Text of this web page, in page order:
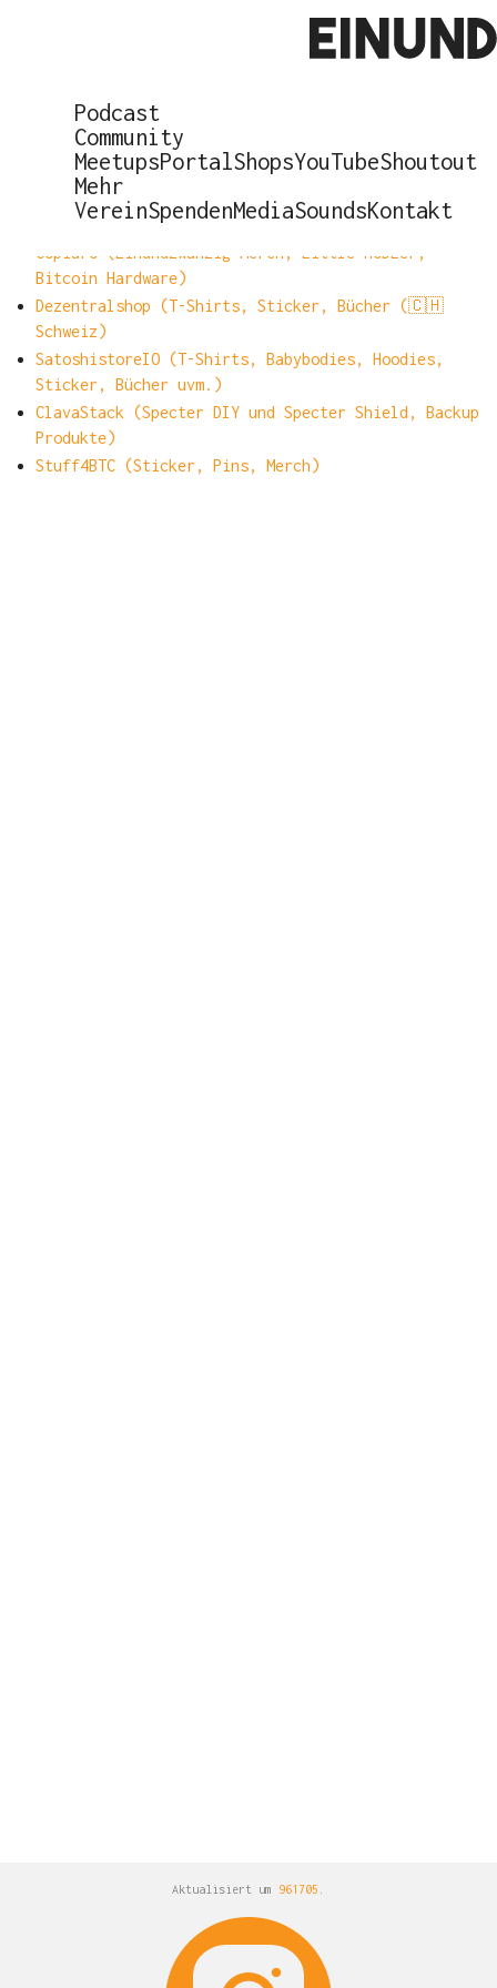
Podcast
Community
MeetupsPortalShopsYouTubeShoutout
Mehr
VereinSpendenMediaSoundsKontakt
Shops
Unser offizieller Shop mit dem Einundzwanzig
Copiaro (Einundzwanzig Merch, Little HODLer,
Bitcoin Hardware)
Dezentralshop (T-Shirts, Sticker, Bücher (🇨🇭
Schweiz)
SatoshistoreIO (T-Shirts, Babybodies, Hoodies,
Sticker, Bücher uvm.)
ClavaStack (Specter DIY und Specter Shield, Backup
Produkte)
Stuff4BTC (Sticker, Pins, Merch)
Aktualisiert um 961705